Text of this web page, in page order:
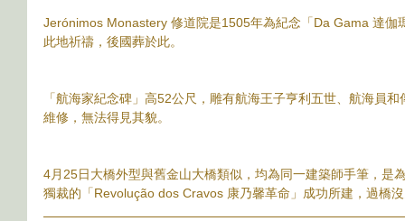
Jerónimos Monastery 修道院是1505年為紀念「Da Gama 達伽
此地祈禱，後國葬於此。
「航海家紀念碑」高52公尺，雕有航海王子亨利五世、航海員
維修，無法得見其貌。
4月25日大橋外型與舊金山大橋類似，均為同一建築師手筆，是
獨裁的「Revolução dos Cravos 康乃馨革命」成功所建，過橋